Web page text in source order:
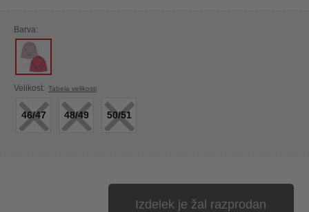
Barva:
Velikost: Tabela velikosti
46/47
× 48/49
× 50/51
×
Izdelek je žal razprodan